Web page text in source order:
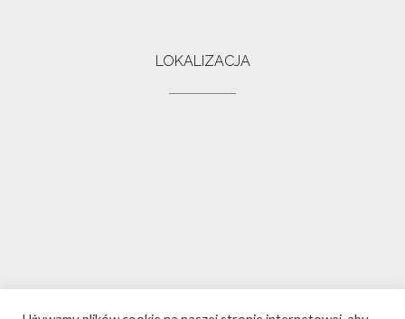
LOKALIZACJA